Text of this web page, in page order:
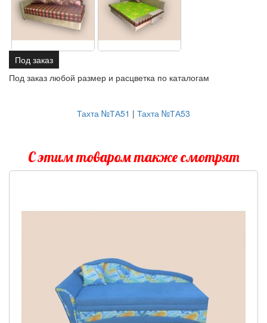
Под заказ
Под заказ любой размер и расцветка по каталогам
Тахта №ТА51 | Тахта №ТА53
С этим товаром также смотрят